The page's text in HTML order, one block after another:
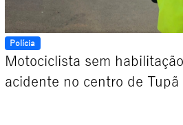
Polícia
Motociclista sem
acidente no centro de Tupã